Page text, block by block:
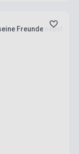
Freunde nebst